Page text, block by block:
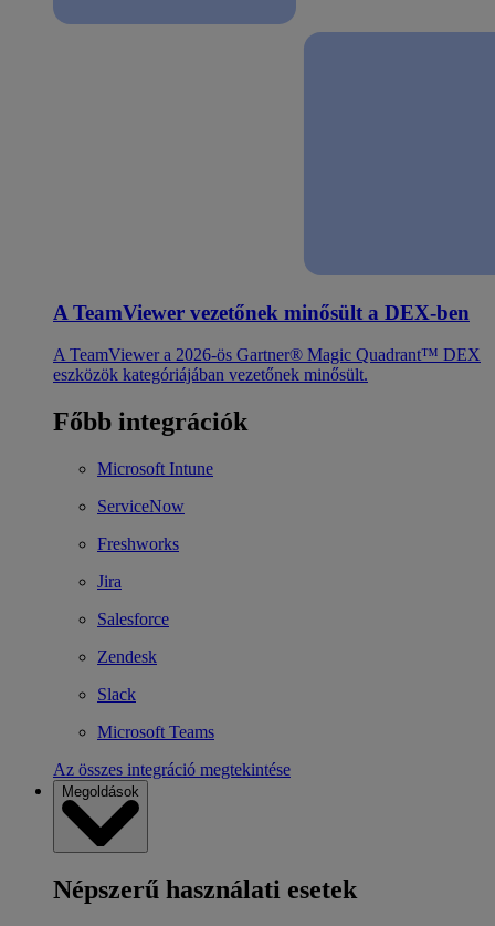
A TeamViewer vezetőnek minősült a DEX-ben
A TeamViewer a 2026-ös Gartner® Magic Quadrant™ DEX
eszközök kategóriájában vezetőnek minősült.
Főbb integrációk
Microsoft Intune
ServiceNow
Freshworks
Jira
Salesforce
Zendesk
Slack
Microsoft Teams
Az összes integráció megtekintése
Megoldások
Népszerű használati esetek